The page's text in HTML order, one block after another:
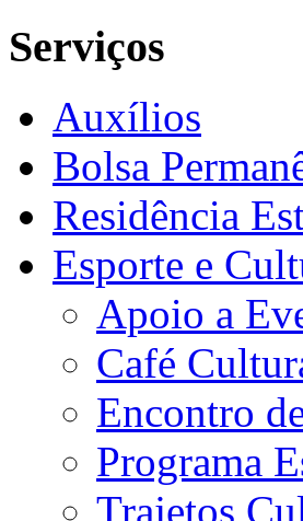
Serviços
Auxílios
Bolsa
Residência
Esporte e
Apoio a
Café
Encontro
Programa
Trajetos